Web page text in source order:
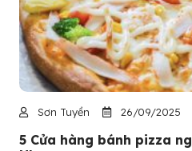
Sơn Tuyền 26/09/2025
5 Cửa hàng bánh pizza